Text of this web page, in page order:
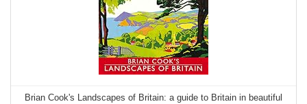
Brian Cook's Landscapes of Britain: a guide to Britain in beautiful